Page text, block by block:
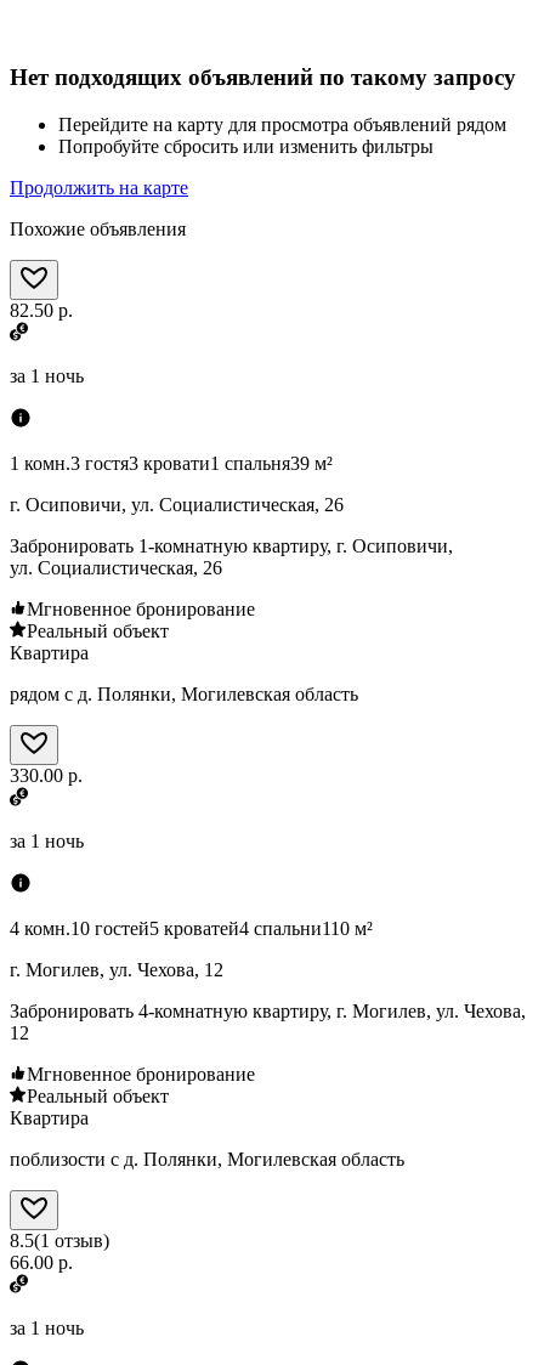
Нет подходящих объявлений по такому запросу
Перейдите на карту для просмотра объявлений рядом
Попробуйте сбросить или изменить фильтры
Продолжить на карте
Похожие объявления
82.50 р.
за 1 ночь
1 комн.3 гостя3 кровати1 спальня39 м²
г. Осиповичи, ул. Социалистическая, 26
Забронировать 1-комнатную квартиру, г. Осиповичи,
ул. Социалистическая, 26
Мгновенное бронирование
Реальный объект
Квартира
рядом с д. Полянки, Могилевская область
330.00 р.
за 1 ночь
4 комн.10 гостей5 кроватей4 спальни110 м²
г. Могилев, ул. Чехова, 12
Забронировать 4-комнатную квартиру, г. Могилев, ул. Чехова,
12
Мгновенное бронирование
Реальный объект
Квартира
поблизости с д. Полянки, Могилевская область
8.5(1 отзыв)
66.00 р.
за 1 ночь